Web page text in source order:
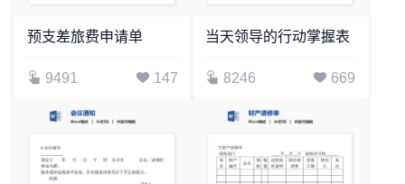
预支差旅费申请单
9491 147
当天领导的行动掌握表
8246 669